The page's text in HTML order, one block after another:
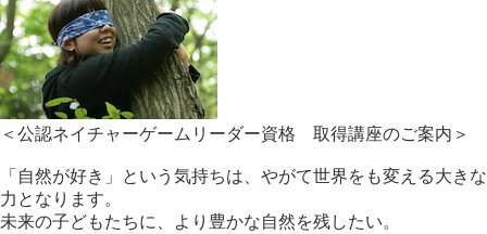
＜公認ネイチャーゲームリーダー資格 取得講座のご案内＞
「自然が好き」という気持ちは、やがて世界をも変える大きな
力となります。
未来の子どもたちに、より豊かな自然を残したい。